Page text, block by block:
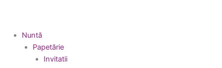
Nuntă
Papetărie
Invitatii